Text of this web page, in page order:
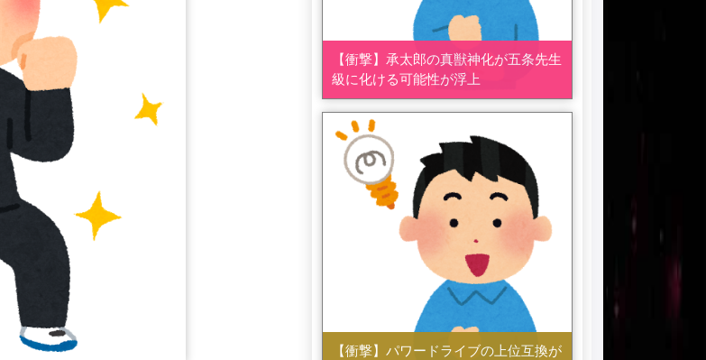
【衝撃】承太郎の真獣神化が五条先生
級に化ける可能性が浮上
【衝撃】パワードライブの上位互換が